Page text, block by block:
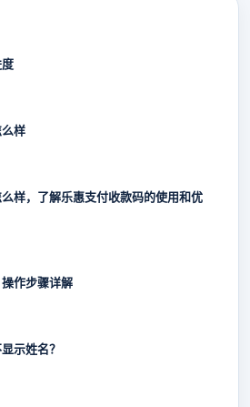
样
样，了解乐惠支付收款码的使用和优
作步骤详解
示姓名？